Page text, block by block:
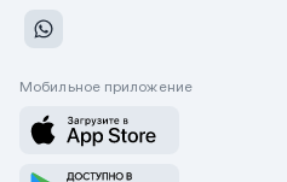
Мобильное приложение